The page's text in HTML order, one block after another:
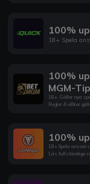
100%
18+ Spela
100%
MGM-
18+. Gäller nya
Regler & villkor
100%
18+ Spela
Läs fullständiga